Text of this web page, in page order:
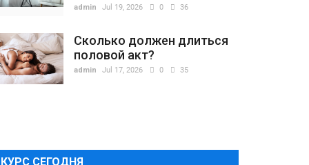
admin Jul 19, 2026 0 36
Сколько должен длиться
половой акт?
admin Jul 17, 2026 0 35
КУРС СЕГОДНЯ